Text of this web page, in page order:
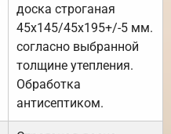
доска строганая
45х145/45х195+/-5 мм.
согласно выбранной
толщине утепления.
Обработка
антисептиком.